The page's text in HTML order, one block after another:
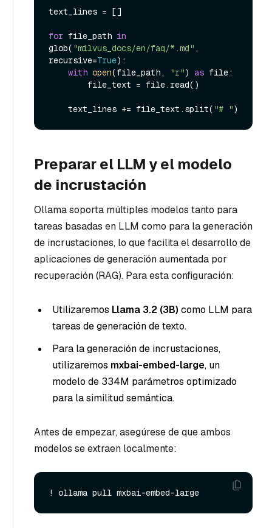
text_lines = []
for file_path in
glob( "milvus_docs/en/faq/*.md" ,
recursive=True):
with open(file_path, "r") as file:
    text_lines += file_text.split(
"# "
Preparar el LLM y el modelo
de incrustación
Ollama soporta múltiples modelos tanto para
tareas basadas en LLM como para la generación
de incrustaciones, lo que facilita el desarrollo de
aplicaciones de generación aumentada por
recuperación (RAG). Para esta configuración:
Utilizaremos Llama 3.2 (3B) como LLM para
tareas de generación de texto.
Para la generación de incrustaciones,
utilizaremos mxbai-embed-large, un
modelo de 334M parámetros optimizado
para la similitud semántica.
Antes de empezar, asegúrese de que ambos
modelos se extraen localmente: